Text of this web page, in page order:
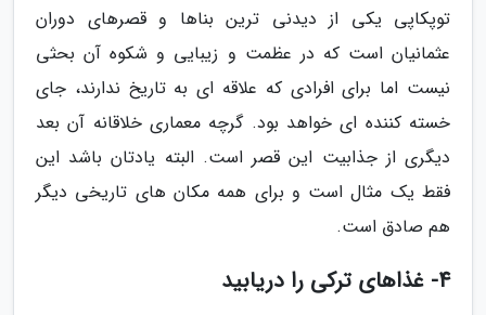
توپکاپی یکی از دیدنی ترین بناها و قصرهای دوران
عثمانیان است که در عظمت و زیبایی و شکوه آن بحثی
نیست اما برای افرادی که علاقه ای به تاریخ ندارند، جای
خسته کننده ای خواهد بود. گرچه معماری خلاقانه آن بعد
دیگری از جذابیت این قصر است. البته یادتان باشد این
فقط یک مثال است و برای همه مکان های تاریخی دیگر
هم صادق است.
4- غذاهای ترکی را دریابید